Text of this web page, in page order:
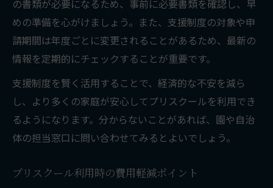
の書類が必要になるため、事前に必要書類を確認し、早
めの準備を心がけましょう。また、支援制度の対象や申
請期間は年度ごとに変更されることがあるため、最新の
情報を定期的にチェックすることが重要です。
支援制度を賢く活用することで、経済的な不安を減ら
し、より多くの家庭が安心してプリスクールを利用でき
るようになります。分からないことがあれば、園や自治
体の担当窓口に問い合わせてみるとよいでしょう。
プリスクール利用時の費用軽減ポイント